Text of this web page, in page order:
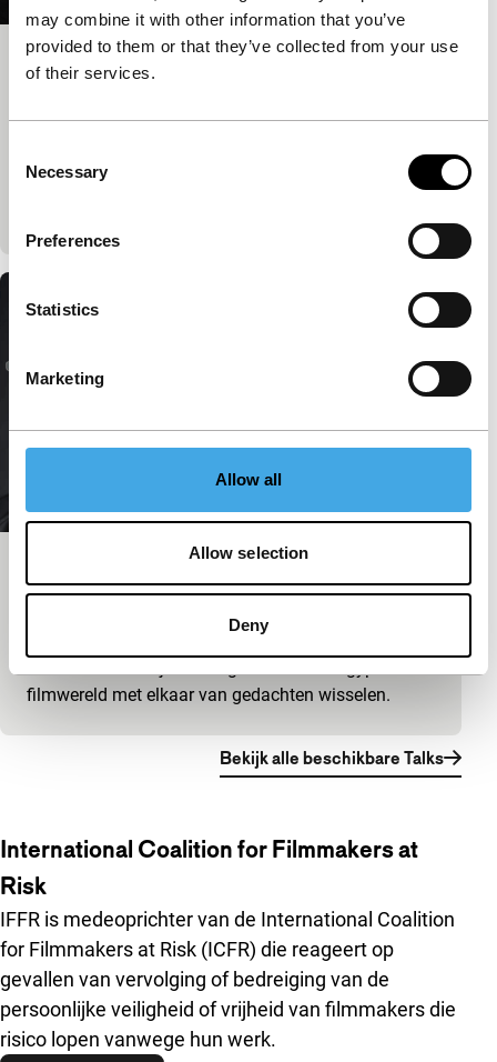
may combine it with other information that you’ve
provided to them or that they’ve collected from your use
of their services.
Selection
Necessary
Preferences
Statistics
Marketing
Allow all
Allow selection
Deny
Big Talk: Kleber Mendonça Filho &
Kleber Mendonça Filho en Carla Simón bespreken
hoe cinema vorm kan geven aan zowel intieme als
Big Talk: Marwan Hamed & Yousry
filmwereld met elkaar van gedachten wisselen.
Bekijk alle beschikbare Talks
International Coalition for Filmmakers at
Risk
IFFR is medeoprichter van de International Coalition
for Filmmakers at Risk (ICFR) die reageert op
gevallen van vervolging of bedreiging van de
persoonlijke veiligheid of vrijheid van filmmakers die
risico lopen vanwege hun werk.